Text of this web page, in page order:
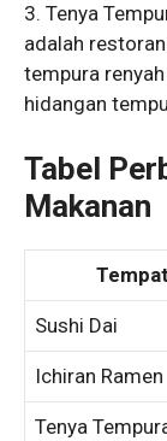
3. Tenya
adalah
tempura
hidangan
Tabel
Makanan
Sushi Dai
Ichiran Ramen
Tenya